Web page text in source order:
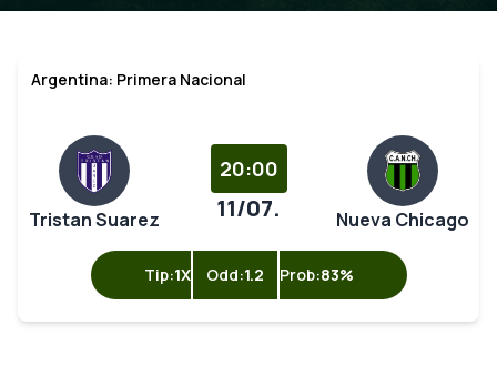
Argentina: Primera Nacional
Tristan Suarez
20:00
11/07. Nueva Chicago
Tip:1X Odd:1.2 Prob:83%